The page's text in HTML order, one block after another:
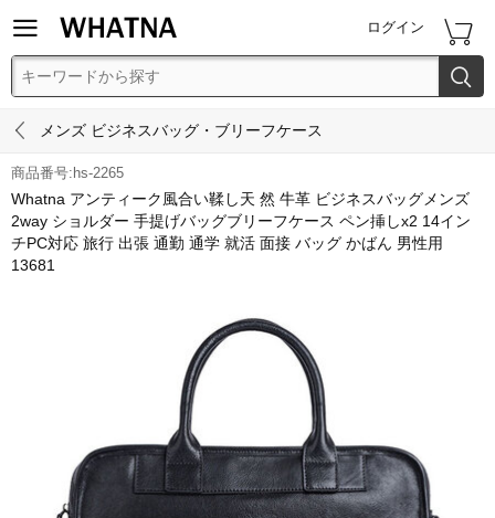
 ログイン 

 メンズ ビジネスバッグ・ブリーフケース
商品番号:hs-2265
Whatna アンティーク風合い鞣し天 然 牛革 ビジネスバッグメンズ
2way ショルダー 手提げバッグブリーフケース ペン挿しx2 14イン
チPC対応 旅行 出張 通勤 通学 就活 面接 バッグ かばん 男性用
13681